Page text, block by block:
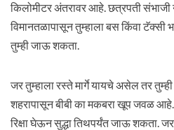
किलोमीटर अंतरावर आहे. छत्रपती
विमानतळापासून तुम्हाला बस किंवा टॅक्सी
तुम्ही जाऊ शकता.
जर तुम्हाला रस्ते मार्गे यायचे असेल तर
शहरापासून बीबी का मकबरा खूप जवळ
रिक्षा घेऊन सुद्धा तिथपर्यंत जाऊ शकता.